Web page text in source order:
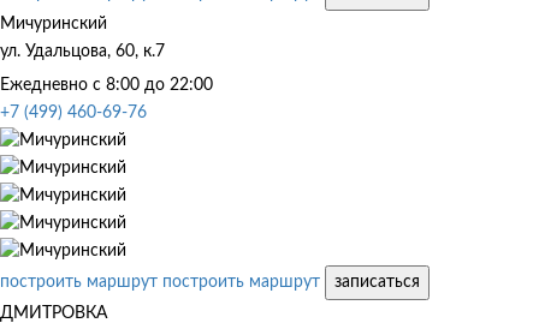
Мичуринский
ул. Удальцова, 60, к.7
Ежедневно с 8:00 до 22:00
+7 (499) 460-69-76
построить маршрут построить маршрут
записаться
ДМИТРОВКА